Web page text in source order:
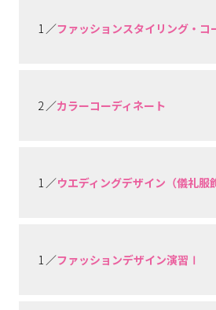
1 ／ファッションスタイリング・コ
2 ／カラーコーディネート
1 ／ウエディングデザイン（儀礼服
1 ／ファッションデザイン演習Ⅰ